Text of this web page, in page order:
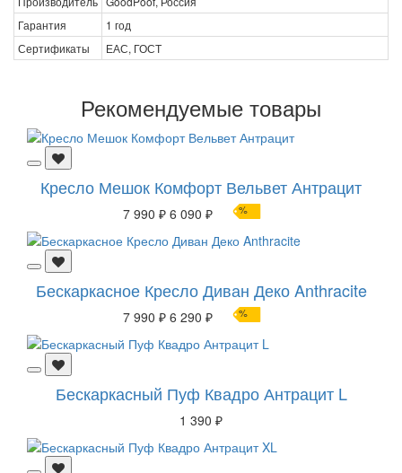
Гарантия
1 год
Сертификаты
ЕАС, ГОСТ
Рекомендуемые товары
Кресло Мешок Комфорт Вельвет Антрацит
7 990 ₽ 6 090 ₽ %
Бескаркасное Кресло Диван Деко Anthracite
7 990 ₽ 6 290 ₽ %
Бескаркасный Пуф Квадро Антрацит L
1 390 ₽